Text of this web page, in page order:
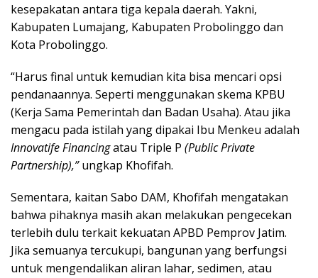
kesepakatan antara tiga kepala daerah. Yakni,
Kabupaten Lumajang, Kabupaten Probolinggo dan
Kota Probolinggo.
“Harus final untuk kemudian kita bisa mencari opsi
pendanaannya. Seperti menggunakan skema KPBU
(Kerja Sama Pemerintah dan Badan Usaha). Atau jika
mengacu pada istilah yang dipakai Ibu Menkeu adalah
Innovatife Financingatau Triple P (Public Private
Partnership),”ungkap Khofifah.
Sementara, kaitan Sabo DAM, Khofifah mengatakan
bahwa pihaknya masih akan melakukan pengecekan
terlebih dulu terkait kekuatan APBD Pemprov Jatim.
Jika semuanya tercukupi, bangunan yang berfungsi
untuk mengendalikan aliran lahar, sedimen, atau